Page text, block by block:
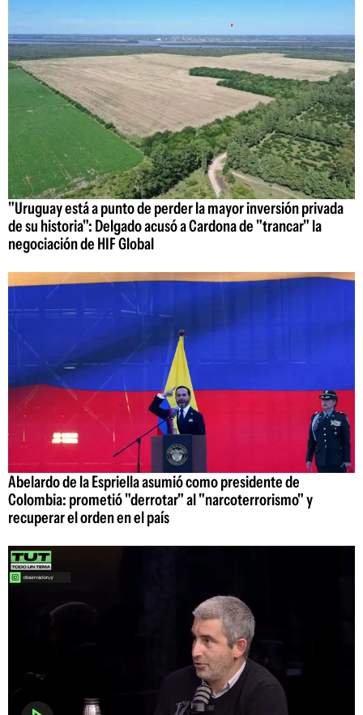
"Uruguay está a punto de perder la mayor inversión privada
de su historia": Delgado acusó a Cardona de "trancar" la
negociación de HIF Global
Abelardo de la Espriella asumió como presidente de
Colombia: prometió "derrotar" al "narcoterrorismo" y
recuperar el orden en el país